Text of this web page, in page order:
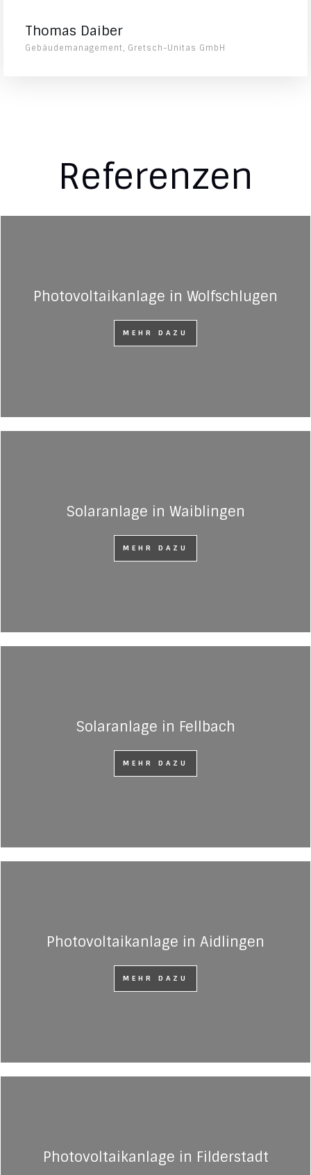
Thomas Daiber
Gebäudemanagement, Gretsch-Unitas GmbH
Referenzen
Photovoltaikanlage in Wolfschlugen
MEHR DAZU
Solaranlage in Waiblingen
MEHR DAZU
Solaranlage in Fellbach
MEHR DAZU
Photovoltaikanlage in Aidlingen
MEHR DAZU
Photovoltaikanlage in Filderstadt